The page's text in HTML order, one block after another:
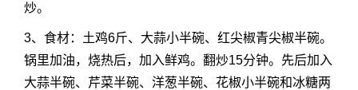
炒。
3、食材：土鸡6斤、大蒜小半碗、红尖椒青尖椒半碗。
锅里加油，烧热后，加入鲜鸡。翻炒15分钟。先后加入
大蒜半碗、芹菜半碗、洋葱半碗、花椒小半碗和冰糖两